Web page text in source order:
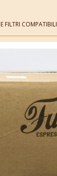
FILTRI COMPATIBILI